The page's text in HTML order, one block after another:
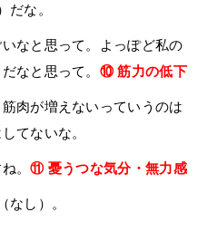
だな。
なと思って。よっぽど私の
なと思って。 ⑩ 筋力の低下
筋肉が増えないっていうのは
てないな。
ね。⑪ 憂うつな気分・無力感
なし）。